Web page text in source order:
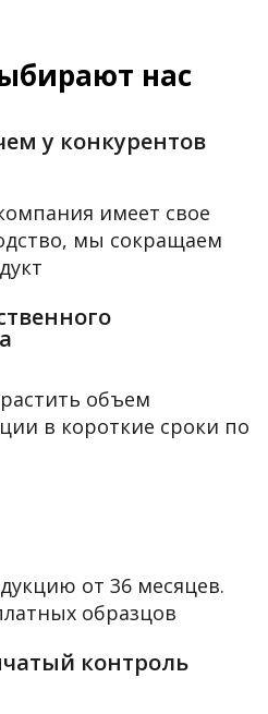
нас
у конкурентов
имеет свое
мы сокращаем
объем
в короткие сроки по
от 36 месяцев.
образцов
контроль